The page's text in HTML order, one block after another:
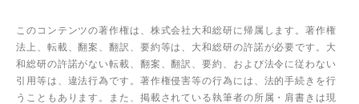
このコンテンツの著作権は、株式会社大和総研に帰属します。著作権
法上、転載、翻案、翻訳、要約等は、大和総研の許諾が必要です。大
和総研の許諾がない転載、翻案、翻訳、要約、および法令に従わない
引用等は、違法行為です。著作権侵害等の行為には、法的手続きを行
うこともあります。また、掲載されている執筆者の所属・肩書きは現